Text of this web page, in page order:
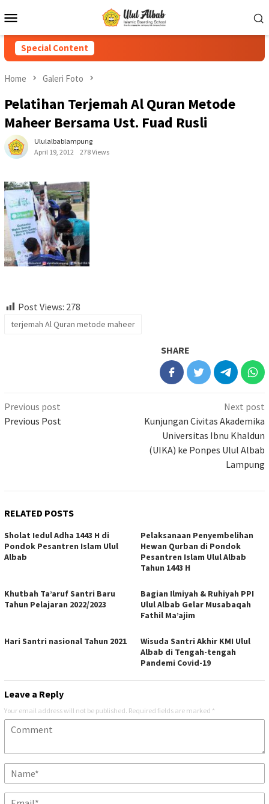
Special Content
Home Galeri Foto
Pelatihan Terjemah Al Quran Metode
Maheer Bersama Ust. Fuad Rusli
Ululalbablampung
April 19, 2012
278 Views
Post Views: 278
terjemah Al Quran metode maheer
SHARE
Previous post
Previous Post
Next post
Kunjungan Civitas Akademika
Universitas Ibnu Khaldun
(UIKA) ke Ponpes Ulul Albab
Lampung
RELATED POSTS
Sholat Iedul Adha 1443 H di
Pondok Pesantren Islam Ulul
Albab
Pelaksanaan Penyembelihan
Hewan Qurban di Pondok
Pesantren Islam Ulul Albab
Tahun 1443 H
Khutbah Ta’aruf Santri Baru
Tahun Pelajaran 2022/2023
Bagian Ilmiyah & Ruhiyah PPI
Ulul Albab Gelar Musabaqah
Fathil Ma’ajim
Hari Santri nasional Tahun 2021
Wisuda Santri Akhir KMI Ulul
Albab di Tengah-tengah
Pandemi Covid-19
Leave a Reply
Your email address will not be published. Required fields are marked *